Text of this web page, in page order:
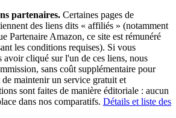
partenaires. Certaines pages de
des liens dits « affiliés » (notamment
Partenaire Amazon, ce site est rémunéré
les conditions requises). Si vous
avoir cliqué sur l'un de ces liens, nous
sans coût supplémentaire pour
maintenir un service gratuit et
sont faites de manière éditoriale : aucun
dans nos comparatifs. Détails et liste des